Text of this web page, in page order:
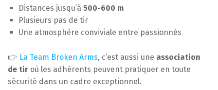
Distances jusqu’à500-600 m
Plusieurs pas de tir
Une atmosphère conviviale entre passionnés
👉 La Team Broken Arms, c’est aussi une association
de tir où les adhérents peuvent pratiquer en toute
sécurité dans un cadre exceptionnel.